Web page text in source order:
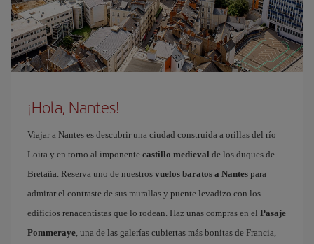
¡Hola, Nantes!
Viajar a Nantes es descubrir una ciudad construida a orillas del río
Loira y en torno al imponente castillo medieval de los duques de
Bretaña. Reserva uno de nuestros vuelos baratos a Nantes para
admirar el contraste de sus murallas y puente levadizo con los
edificios renacentistas que lo rodean. Haz unas compras en el Pasaje
Pommeraye, una de las galerías cubiertas más bonitas de Francia,